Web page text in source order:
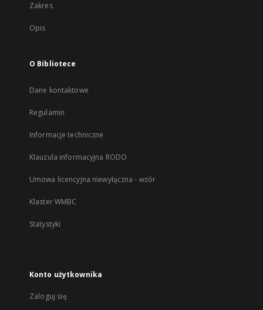
Zakres
Opis
O Bibliotece
Dane kontaktowe
Regulamin
Informacje techniczne
Klauzula informacyjna RODO
Umowa licencyjna niewyłączna - wzór
Klaster WMBC
Statystyki
Konto użytkownika
Zaloguj się